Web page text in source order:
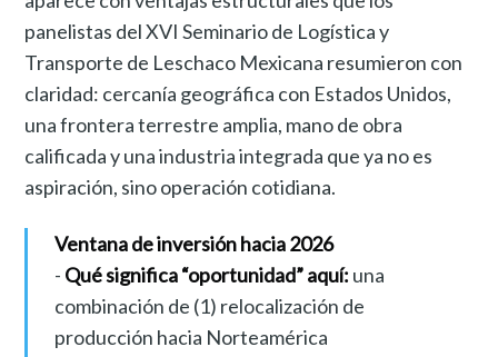
panelistas del XVI Seminario de Logística y
Transporte de Leschaco Mexicana resumieron con
claridad: cercanía geográfica con Estados Unidos,
una frontera terrestre amplia, mano de obra
calificada y una industria integrada que ya no es
aspiración, sino operación cotidiana.
Ventana de inversión hacia 2026
- Qué significa “oportunidad” aquí: una
combinación de (1) relocalización de
producción hacia Norteamérica